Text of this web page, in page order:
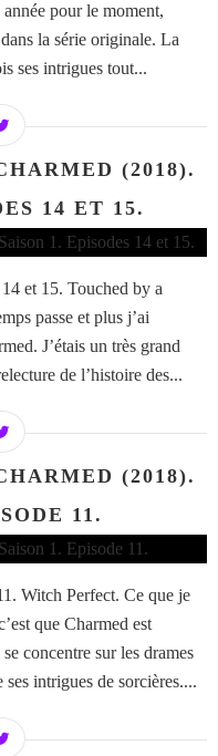
pour le moment,
la série originale. La
ses intrigues tout...
(2018).
14 ET 15.
et 15. Touched by a
passe et plus j’ai
J’étais un très grand
de l’histoire des...
(2018).
11.
Witch Perfect. Ce que je
que Charmed est
concentre sur les drames
intrigues de sorcières....